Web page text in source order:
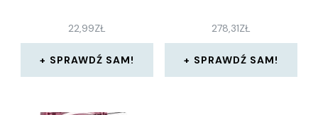
22,99ZŁ
SPRAWDŹ SAM!
278,31ZŁ
SPRAWDŹ SAM!